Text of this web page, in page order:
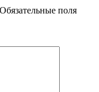
Обязательные поля